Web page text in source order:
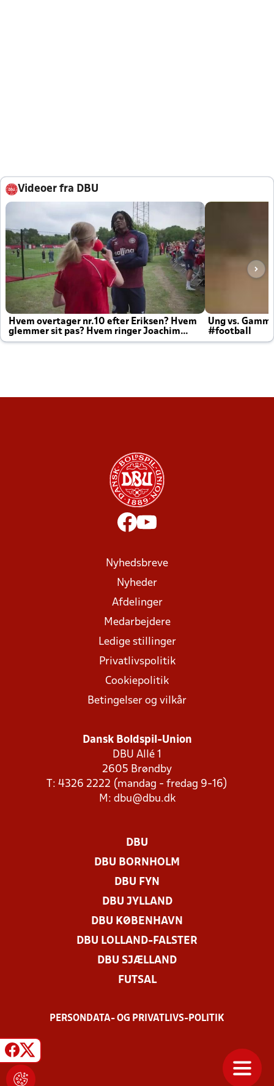
Videoer fra DBU
Hvem overtager nr.10 efter Eriksen? Hvem
glemmer sit pas? Hvem ringer Joachim
altid til efter kampe?
Ung vs.
#football
Nyhedsbreve
Nyheder
Afdelinger
Medarbejdere
Ledige stillinger
Privatlivspolitik
Cookiepolitik
Betingelser og vilkår
Dansk Boldspil-Union
DBU Allé 1
2605 Brøndby
T: 4326 2222 (mandag - fredag 9-16)
M: dbu@dbu.dk
DBU
DBU BORNHOLM
DBU FYN
DBU JYLLAND
DBU KØBENHAVN
DBU LOLLAND-FALSTER
DBU SJÆLLAND
FUTSAL
PERSONDATA- OG PRIVATLIVS-POLITIK